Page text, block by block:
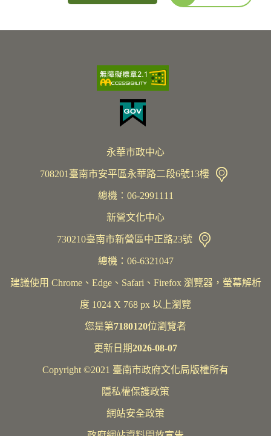
永華市政中心
708201臺南市安平區永華路二段6號13樓
總機︰06-2991111
新營文化中心
730210臺南市新營區中正路23號
總機：06-6321047
建議使用 Chrome、Edge、Safari、Firefox 瀏覽器，螢幕解析
度 1024 X 768 px 以上瀏覽
您是第7180120位瀏覽者
更新日期2026-08-07
Copyright ©2021 臺南市政府文化局版權所有
隱私權保護政策
網站安全政策